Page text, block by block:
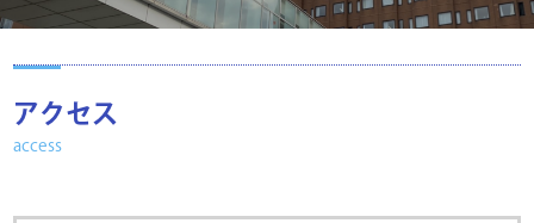
アクセス
access